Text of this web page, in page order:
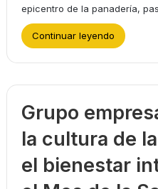
epicentro de la panadería,
Continuar leyendo
Grupo
la cultura de
el bienestar